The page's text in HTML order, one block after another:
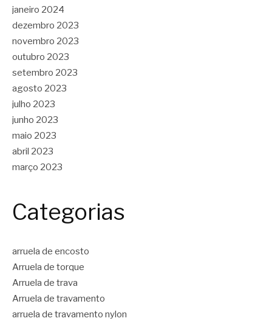
janeiro 2024
dezembro 2023
novembro 2023
outubro 2023
setembro 2023
agosto 2023
julho 2023
junho 2023
maio 2023
abril 2023
março 2023
Categorias
arruela de encosto
Arruela de torque
Arruela de trava
Arruela de travamento
arruela de travamento nylon